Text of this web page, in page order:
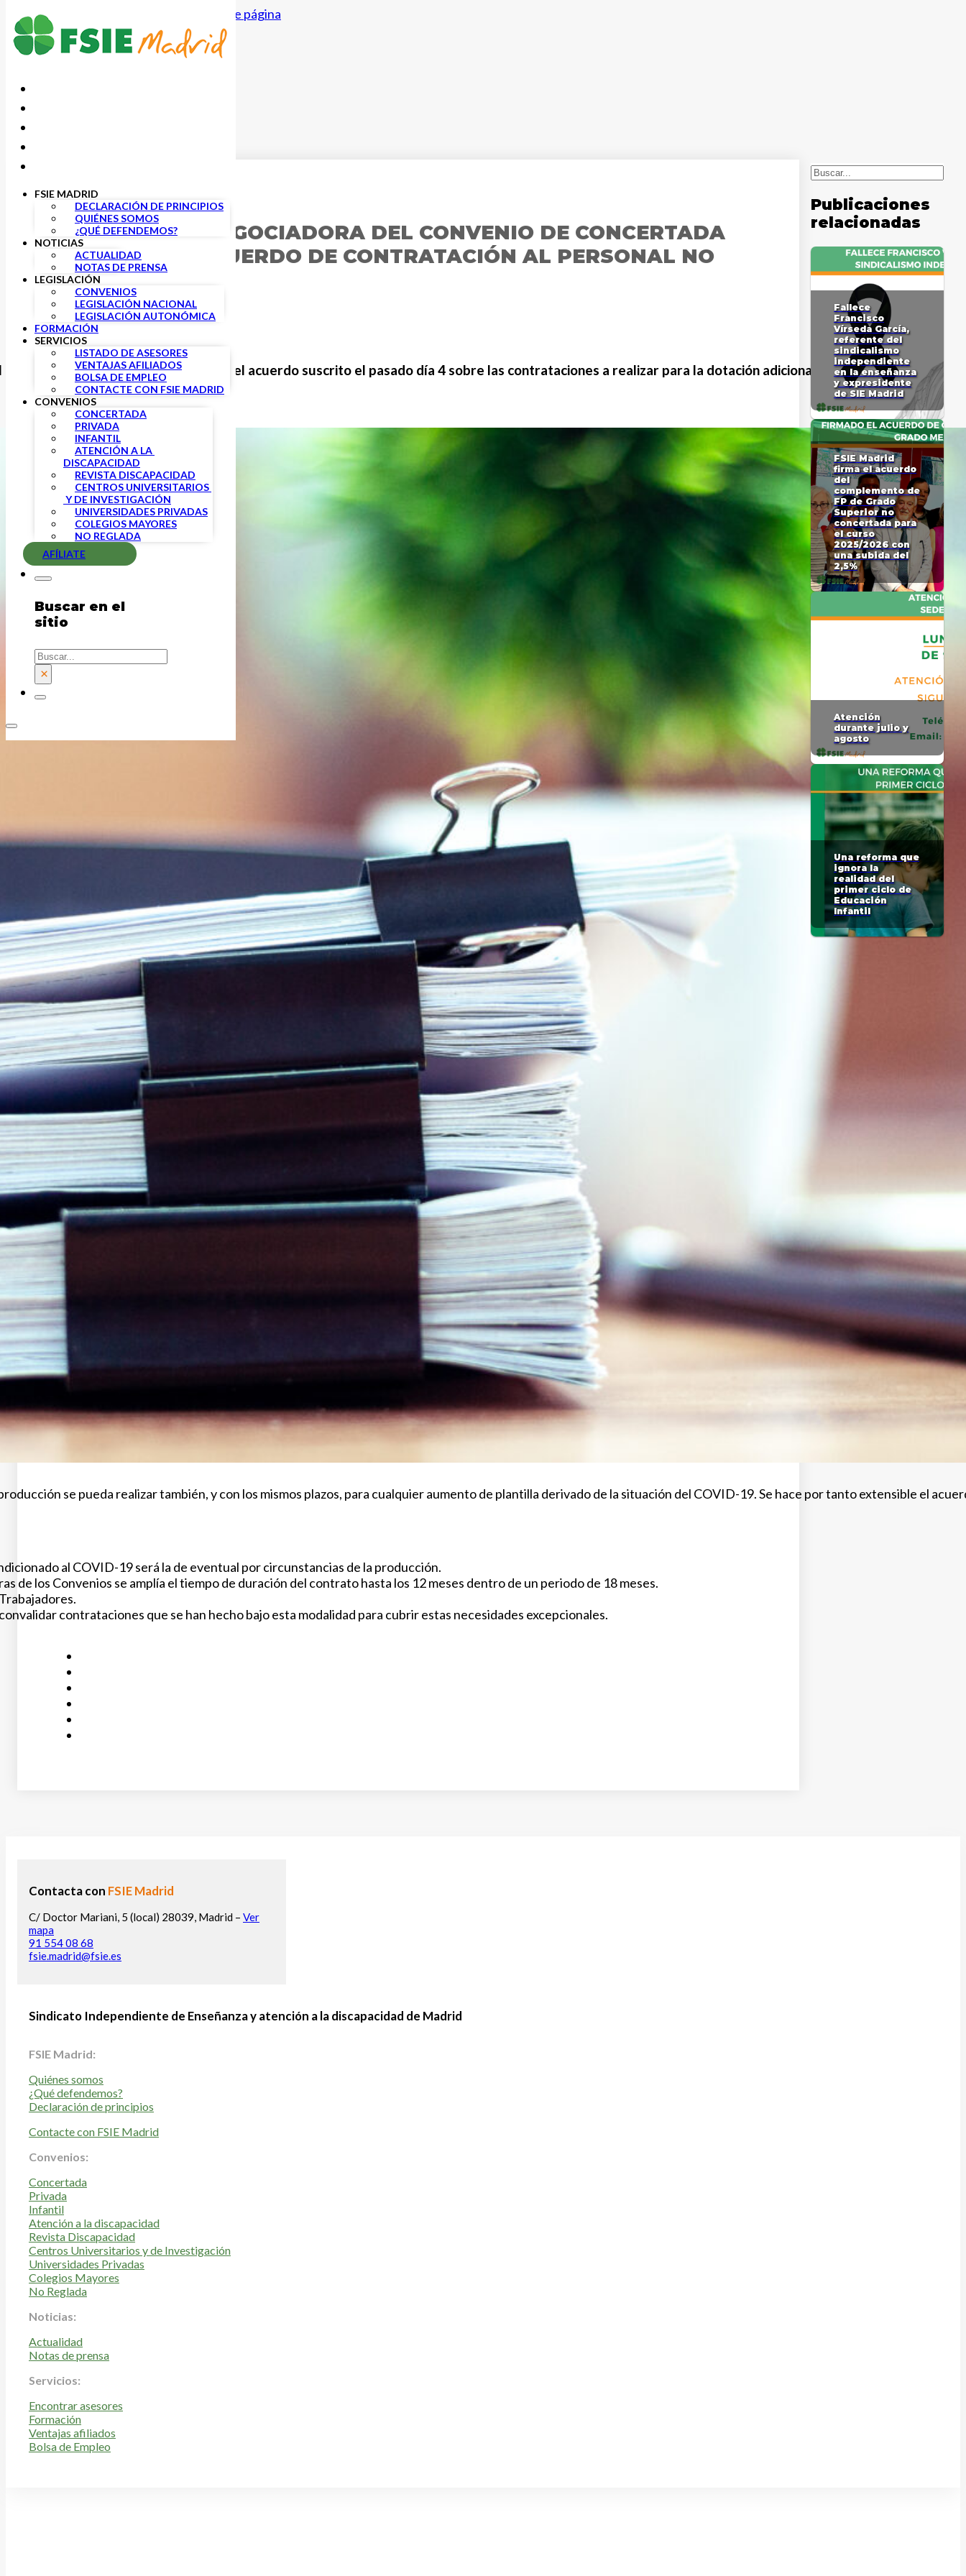
Saltar al contenido principal Saltar al pie de página
FSIE MADRID
DECLARACIÓN DE PRINCIPIOS
QUIÉNES SOMOS
¿QUÉ DEFENDEMOS?
NOTICIAS
ACTUALIDAD
NOTAS DE PRENSA
LEGISLACIÓN
CONVENIOS
LEGISLACIÓN NACIONAL
LEGISLACIÓN AUTONÓMICA
FORMACIÓN
SERVICIOS
LISTADO DE ASESORES
VENTAJAS AFILIADOS
BOLSA DE EMPLEO
CONTACTE CON FSIE MADRID
CONVENIOS
CONCERTADA
PRIVADA
INFANTIL
ATENCIÓN A LA
DISCAPACIDAD
REVISTA DISCAPACIDAD
CENTROS UNIVERSITARIOS
Y DE INVESTIGACIÓN
UNIVERSIDADES PRIVADAS
COLEGIOS MAYORES
NO REGLADA
AFÍLIATE
Buscar en el
sitio
Buscar
×
10 SEPTIEMBRE, 2020
LA COMISIÓN NEGOCIADORA DEL CONVENIO DE CONCERTADA
EXTIENDE EL ACUERDO DE CONTRATACIÓN AL PERSONAL NO
DOCENTE
de ayer y acordó la modificación del acuerdo suscrito el pasado día 4 sobre las contrataciones a realizar para la dotación adicional de horas.
se pueda realizar también, y con los mismos plazos, para cualquier aumento de plantilla derivado de la situación del COVID-19. Se hace por tanto extensible el
al COVID-19 será la de eventual por circunstancias de la producción.
de los Convenios se amplía el tiempo de duración del contrato hasta los 12 meses dentro de un periodo de 18 meses.
contrataciones que se han hecho bajo esta modalidad para cubrir estas necesidades excepcionales.
Buscar
Publicaciones
relacionadas
Fallece
Francisco
Vírseda García,
referente del
sindicalismo
independiente
en la enseñanza
y expresidente
de SIE Madrid
FSIE Madrid
firma el acuerdo
del
complemento de
FP de Grado
Superior no
concertada para
el curso
2025/2026 con
una subida del
2,5%
Atención
durante julio y
agosto
Una reforma que
ignora la
realidad del
primer ciclo de
Educación
Infantil
Contacta con FSIE Madrid
C/ Doctor Mariani, 5 (local) 28039, Madrid – Ver
mapa
91 554 08 68
fsie.madrid@fsie.es
Sindicato Independiente de Enseñanza y atención a la discapacidad de Madrid
FSIE Madrid:
Quiénes somos
¿Qué defendemos?
Declaración de principios
Contacte con FSIE Madrid
Convenios:
Concertada
Privada
Infantil
Atención a la discapacidad
Revista Discapacidad
Centros Universitarios y de Investigación
Universidades Privadas
Colegios Mayores
No Reglada
Noticias:
Actualidad
Notas de prensa
Servicios:
Encontrar asesores
Formación
Ventajas afiliados
Bolsa de Empleo